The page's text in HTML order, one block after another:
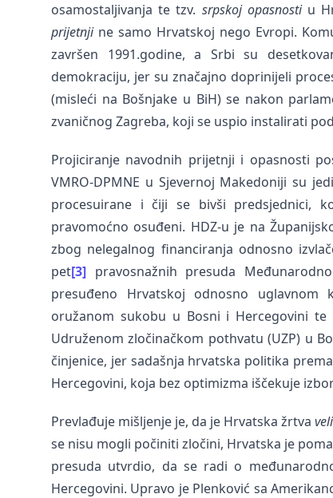
osamostaljivanja te tzv. srpskoj opasnostiu
prijetnjine samo Hrvatskoj nego Evropi.
završen 1991.godine, a Srbi su
demokraciju, jer su značajno doprinijeli
(misleći na Bošnjake u BiH) se nakon
zvaničnog Zagreba, koji se uspio instalirati
Projiciranje navodnih prijetnji i opasnosti
VMRO-DPMNE u Sjevernoj Makedoniji su
procesuirane i čiji se bivši predsjednici,
pravomoćno osuđeni. HDZ-u je na
zbog nelegalnog financiranja odnosno
pet[3] pravosnažnih presuda
presuđeno Hrvatskoj odnosno uglavnom
oružanom sukobu u Bosni i Hercegovini te
Udruženom zločinačkom pothvatu (UZP) u
činjenice, jer sadašnja hrvatska politika
Hercegovini, koja bez optimizma iščekuje
Prevlađuje mišljenje je, da je Hrvatska žrtva
se nisu mogli počiniti zločini, Hrvatska je
presuda utvrdio, da se radi o
Hercegovini. Upravo je Plenković sa